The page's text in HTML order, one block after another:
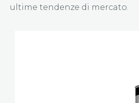
ultime tendenze di mercato.